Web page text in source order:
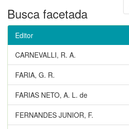
Busca facetada
Editor
CARNEVALLI, R. A.
FARIA, G. R.
FARIAS NETO, A. L. de
FERNANDES JUNIOR, F.